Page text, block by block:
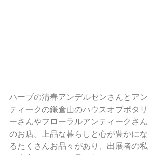
ハーブの清春アンデルセンさんとアン
ティークの鎌倉山のハウスオブポタリ
ーさんやフローラルアンティークさん
のお店。上品な暮らしと心が豊かにな
るたくさんお品々があり、出展者の私